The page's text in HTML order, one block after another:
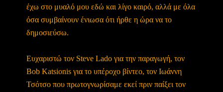
έχω στο μυαλό μου εδώ και λίγο καιρό, αλλά με όλα
όσα συμβαίνουν ένιωσα ότι ήρθε η ώρα να το
δημοσιεύσω.
Ευχαριστώ τον Steve Lado για την παραγωγή, τον
Bob Katsionis για το υπέροχο βίντεο, τον Ιωάννη
Τσότσο που πρωτογνωρίσαμε εκεί πριν παίξει τον